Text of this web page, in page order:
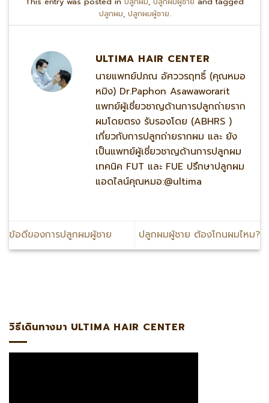
ปลูกผม, ปลูกผมผู้ชาย.
ULTIMA HAIR CENTER
นายแพทย์ปภณ อัศววรฤทธิ์ (คุณหมอ
หมิง) Dr.Paphon Asawaworarit
แพทย์ผู้เชี่ยวชาญด้านการปลูกถ่ายราก
ผมโดยตรง รับรองโดย (ABHRS )
เกี่ยวกับการปลูกถ่ายรากผม และ ยัง
เป็นแพทย์ผู้เชี่ยวชาญด้านการปลูกผม
เทคนิค FUT และ FUE ปรึกษาปลูกผม
แอดไลน์คุณหมอ:@ultima
ข้อดีของการปลูกผมผู้ชาย ปลูกผมผู้ชาย ต้องโกนผมไหม?
วิธีเดินทางมา ULTIMA HAIR CENTER